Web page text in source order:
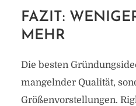
FAZIT:
MEHR
Die besten
mangelnder Qualität,
Größenvorstellungen.